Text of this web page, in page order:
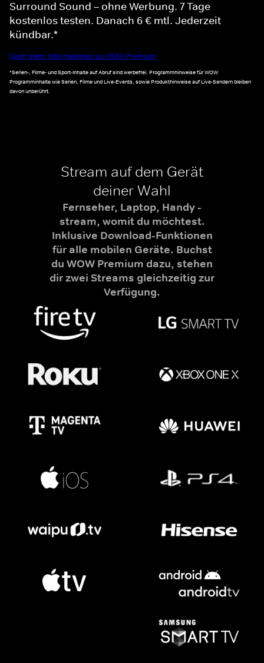
Surround Sound – ohne Werbung. 7 Tage
kostenlos testen. Danach 6 € mtl. Jederzeit
kündbar.*
Noch mehr Informationen zu WOW Premium
*Serien-, Filme- und Sport-Inhalte auf Abruf sind werbefrei. Programmhinweise für WOW
Programminhalte wie Serien, Filme und Live-Events, sowie Produkthinweise auf Live-Sendern bleiben
davon unberührt.
Stream auf dem Gerät
deiner Wahl
Fernseher, Laptop, Handy -
stream, womit du möchtest.
Inklusive Download-Funktionen
für alle mobilen Geräte. Buchst
du WOW Premium dazu, stehen
dir zwei Streams gleichzeitig zur
Verfügung.